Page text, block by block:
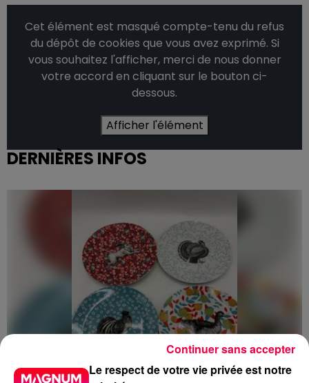
Cet élément est masqué compte-tenu du refus
du dépôt de cookies que vous avez exprimé. Si
vous souhaitez l'afficher, merci de nous donner
votre accord en cliquant sur le bouton ci-
dessous.
Afficher l'élément
DERNIÈRES INFOS
Le respect de votre vie privée est notre
Continuer sans accepter